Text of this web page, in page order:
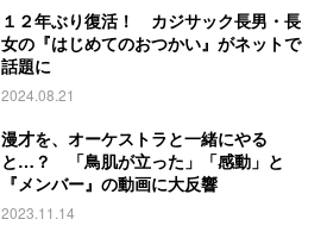
１２年ぶり復活！ カジサック長男・長
女の『はじめてのおつかい』がネットで
話題に
2024.08.21
漫才を、オーケストラと一緒にやる
と…？ 「鳥肌が立った」「感動」と
『メンバー』の動画に大反響
2023.11.14